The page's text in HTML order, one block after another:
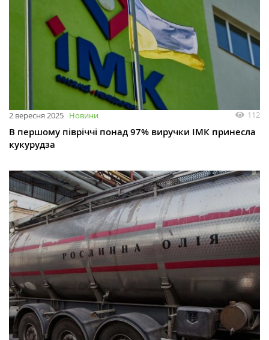
2 вересня 2025 Новини 112
В першому півріччі понад 97% виручки ІМК принесла
кукурудза